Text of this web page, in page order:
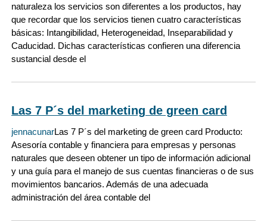
naturaleza los servicios son diferentes a los productos, hay
que recordar que los servicios tienen cuatro características
básicas: Intangibilidad, Heterogeneidad, Inseparabilidad y
Caducidad. Dichas características confieren una diferencia
sustancial desde el
Las 7 P´s del marketing de green card
jennacunarLas 7 P´s del marketing de green card Producto:
Asesoría contable y financiera para empresas y personas
naturales que deseen obtener un tipo de información adicional
y una guía para el manejo de sus cuentas financieras o de sus
movimientos bancarios. Además de una adecuada
administración del área contable del